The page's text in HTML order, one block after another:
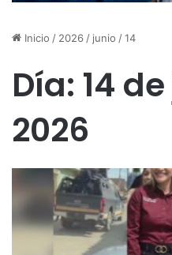
Inicio / 2026 / junio /14
Día: 14
2026